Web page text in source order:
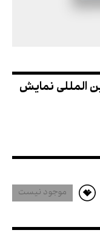
بین المللی نمایش
موجود نیست